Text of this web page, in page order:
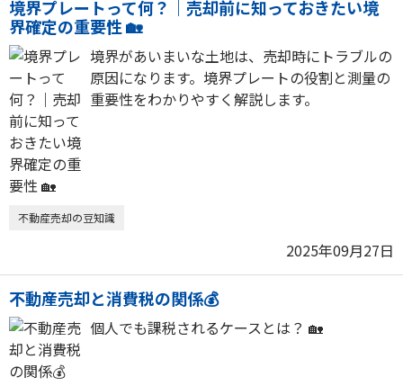
境界プレートって何？｜売却前に知っておきたい境
界確定の重要性 🏡
境界があいまいな土地は、売却時にトラブルの
原因になります。境界プレートの役割と測量の
重要性をわかりやすく解説します。
不動産売却の豆知識
2025年09月27日
不動産売却と消費税の関係💰
個人でも課税されるケースとは？ 🏡